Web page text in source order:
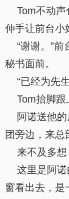
Tom不动声
伸手让前台小
“谢谢。”前
秘书面前。
“已经为先
Tom抬脚跟
阿诺送他的
团旁边，来总
来不及多想
这里是阿诺
窗看出去，是